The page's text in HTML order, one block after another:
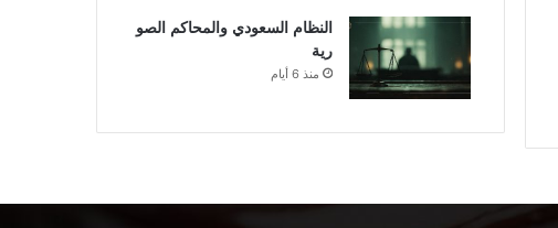
النظام السعودي والمحاكم الصو
رية
منذ 6 أيام